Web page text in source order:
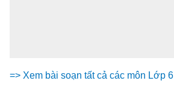
=> Xem bài soạn tất cả các môn Lớp 6